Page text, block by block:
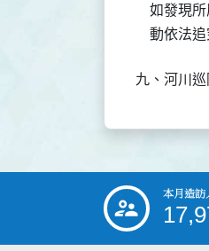
如發現
動依法
九、河川
::: 本月造訪